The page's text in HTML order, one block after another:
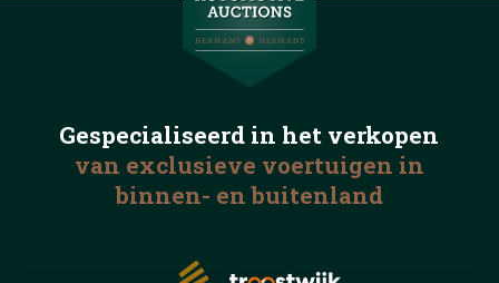
Gespecialiseerd in het verkopen
van exclusieve voertuigen in
binnen- en buitenland